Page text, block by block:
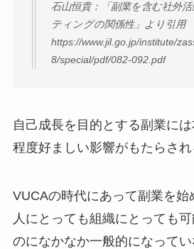
石山恒貴：「副業を含む社外
ティングの関係性」より引用
https://www.jil.go.jp/institute/
8/special/pdf/082-092.pdf
自己成長を目的とする副業に
程度好ましい影響がもたらされ
VUCAの時代にあって副業を始
人にとっても組織にとっても
のになかなか一般的になって